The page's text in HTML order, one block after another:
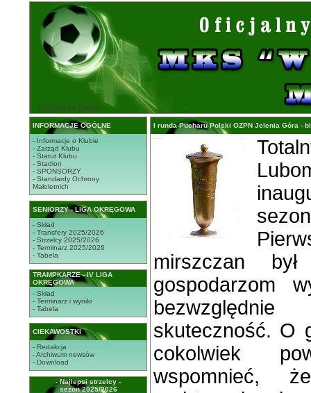
STRONA GŁÓWNA
INFORMACJE OGÓLNE
- Informacje o Klubie
- Zarząd Klubu
- Statut Klubu
- Stadion
- SPONSORZY
- Standardy Ochrony
Małoletnich
SENIORZY - LIGA OKRĘGOWA
- Skład
- Transfery 2025/2026
- Strzelcy 2025/2026
- Terminarz 2025/2026
- Tabela
TRAMPKARZE - IV LIGA
OKRĘGOWA
- Skład
- Terminarz i wyniki
- Tabela
CIEKAWOSTKI
- Redakcja
- Archiwum newsów
- Download
- Najlepsi strzelcy -
sezon 2025/2026
I runda Pucharu Polski OZPN Jelenia Góra -
mirszczan
gospodarzom
bezwzględnie
skuteczność. O
cokolwiek
wspomnieć,